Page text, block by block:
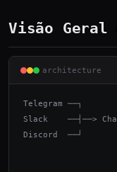
Visão
architecture
Telegram ──┐
Slack    ──┤──>
Discord  ──┘